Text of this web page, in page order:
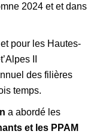
2024 et et dans
pour les Hautes-
II
des filières
temps.
a abordé les
et les PPAM